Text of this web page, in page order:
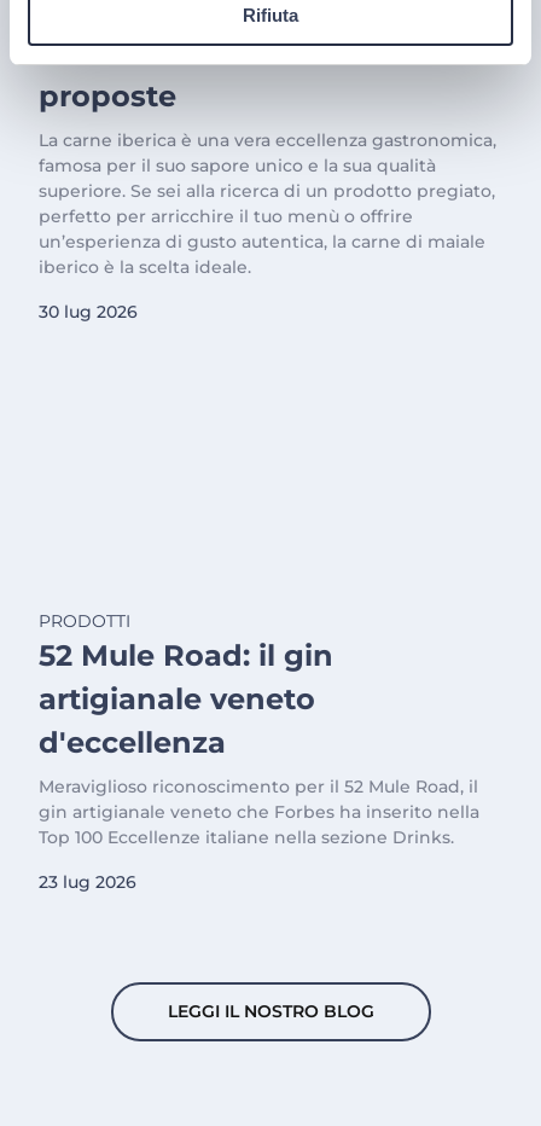
Rifiuta
Il trionfo del gusto con la
Carne Iberica: le nostre
proposte
La carne iberica è una vera eccellenza gastronomica,
famosa per il suo sapore unico e la sua qualità
superiore. Se sei alla ricerca di un prodotto pregiato,
perfetto per arricchire il tuo menù o offrire
un’esperienza di gusto autentica, la carne di maiale
iberico è la scelta ideale.
30 lug 2026
PRODOTTI
52 Mule Road: il gin
artigianale veneto
d'eccellenza
Meraviglioso riconoscimento per il 52 Mule Road, il
gin artigianale veneto che Forbes ha inserito nella
Top 100 Eccellenze italiane nella sezione Drinks.
23 lug 2026
LEGGI IL NOSTRO BLOG